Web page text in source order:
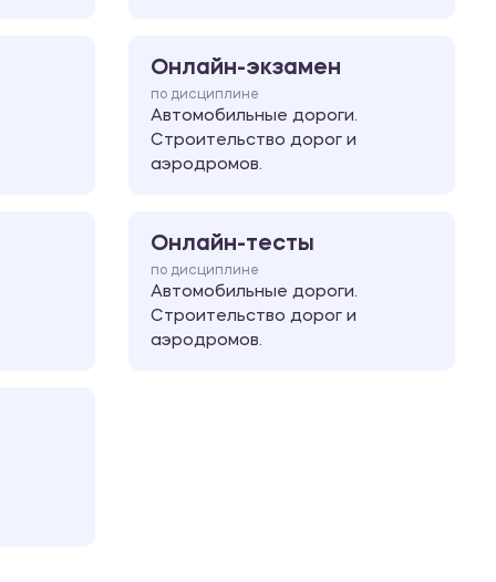
Онлайн-экзамен
по дисциплине
Автомобильные дороги.
Строительство дорог и
аэродромов.
Онлайн-тесты
по дисциплине
Автомобильные дороги.
Строительство дорог и
аэродромов.